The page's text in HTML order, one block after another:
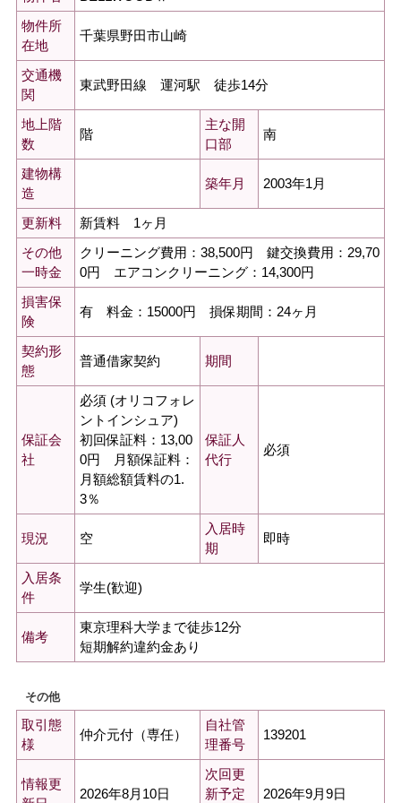
物件所
在地
千葉県野田市山崎
交通機
関
東武野田線 運河駅 徒歩14分
地上階
数
階
主な開
口部
南
建物構
造
築年月 2003年1月
更新料 新賃料 1ヶ月
その他
一時金
クリーニング費用：38,500円 鍵交換費用：29,70
0円 エアコンクリーニング：14,300円
損害保
険
有 料金：15000円 損保期間：24ヶ月
契約形
態
普通借家契約 期間
保証会
社
必須 (オリコフォレ
ントインシュア)
初回保証料：13,00
0円 月額保証料：
月額総額賃料の1.
3％
保証人
代行
必須
現況 空
入居時
期
即時
入居条
件
学生(歓迎)
備考
東京理科大学まで徒歩12分
短期解約違約金あり
その他
取引態
様
仲介元付（専任）
自社管
理番号
139201
情報更
2026年8月10日
次回更
新予定
2026年9月9日